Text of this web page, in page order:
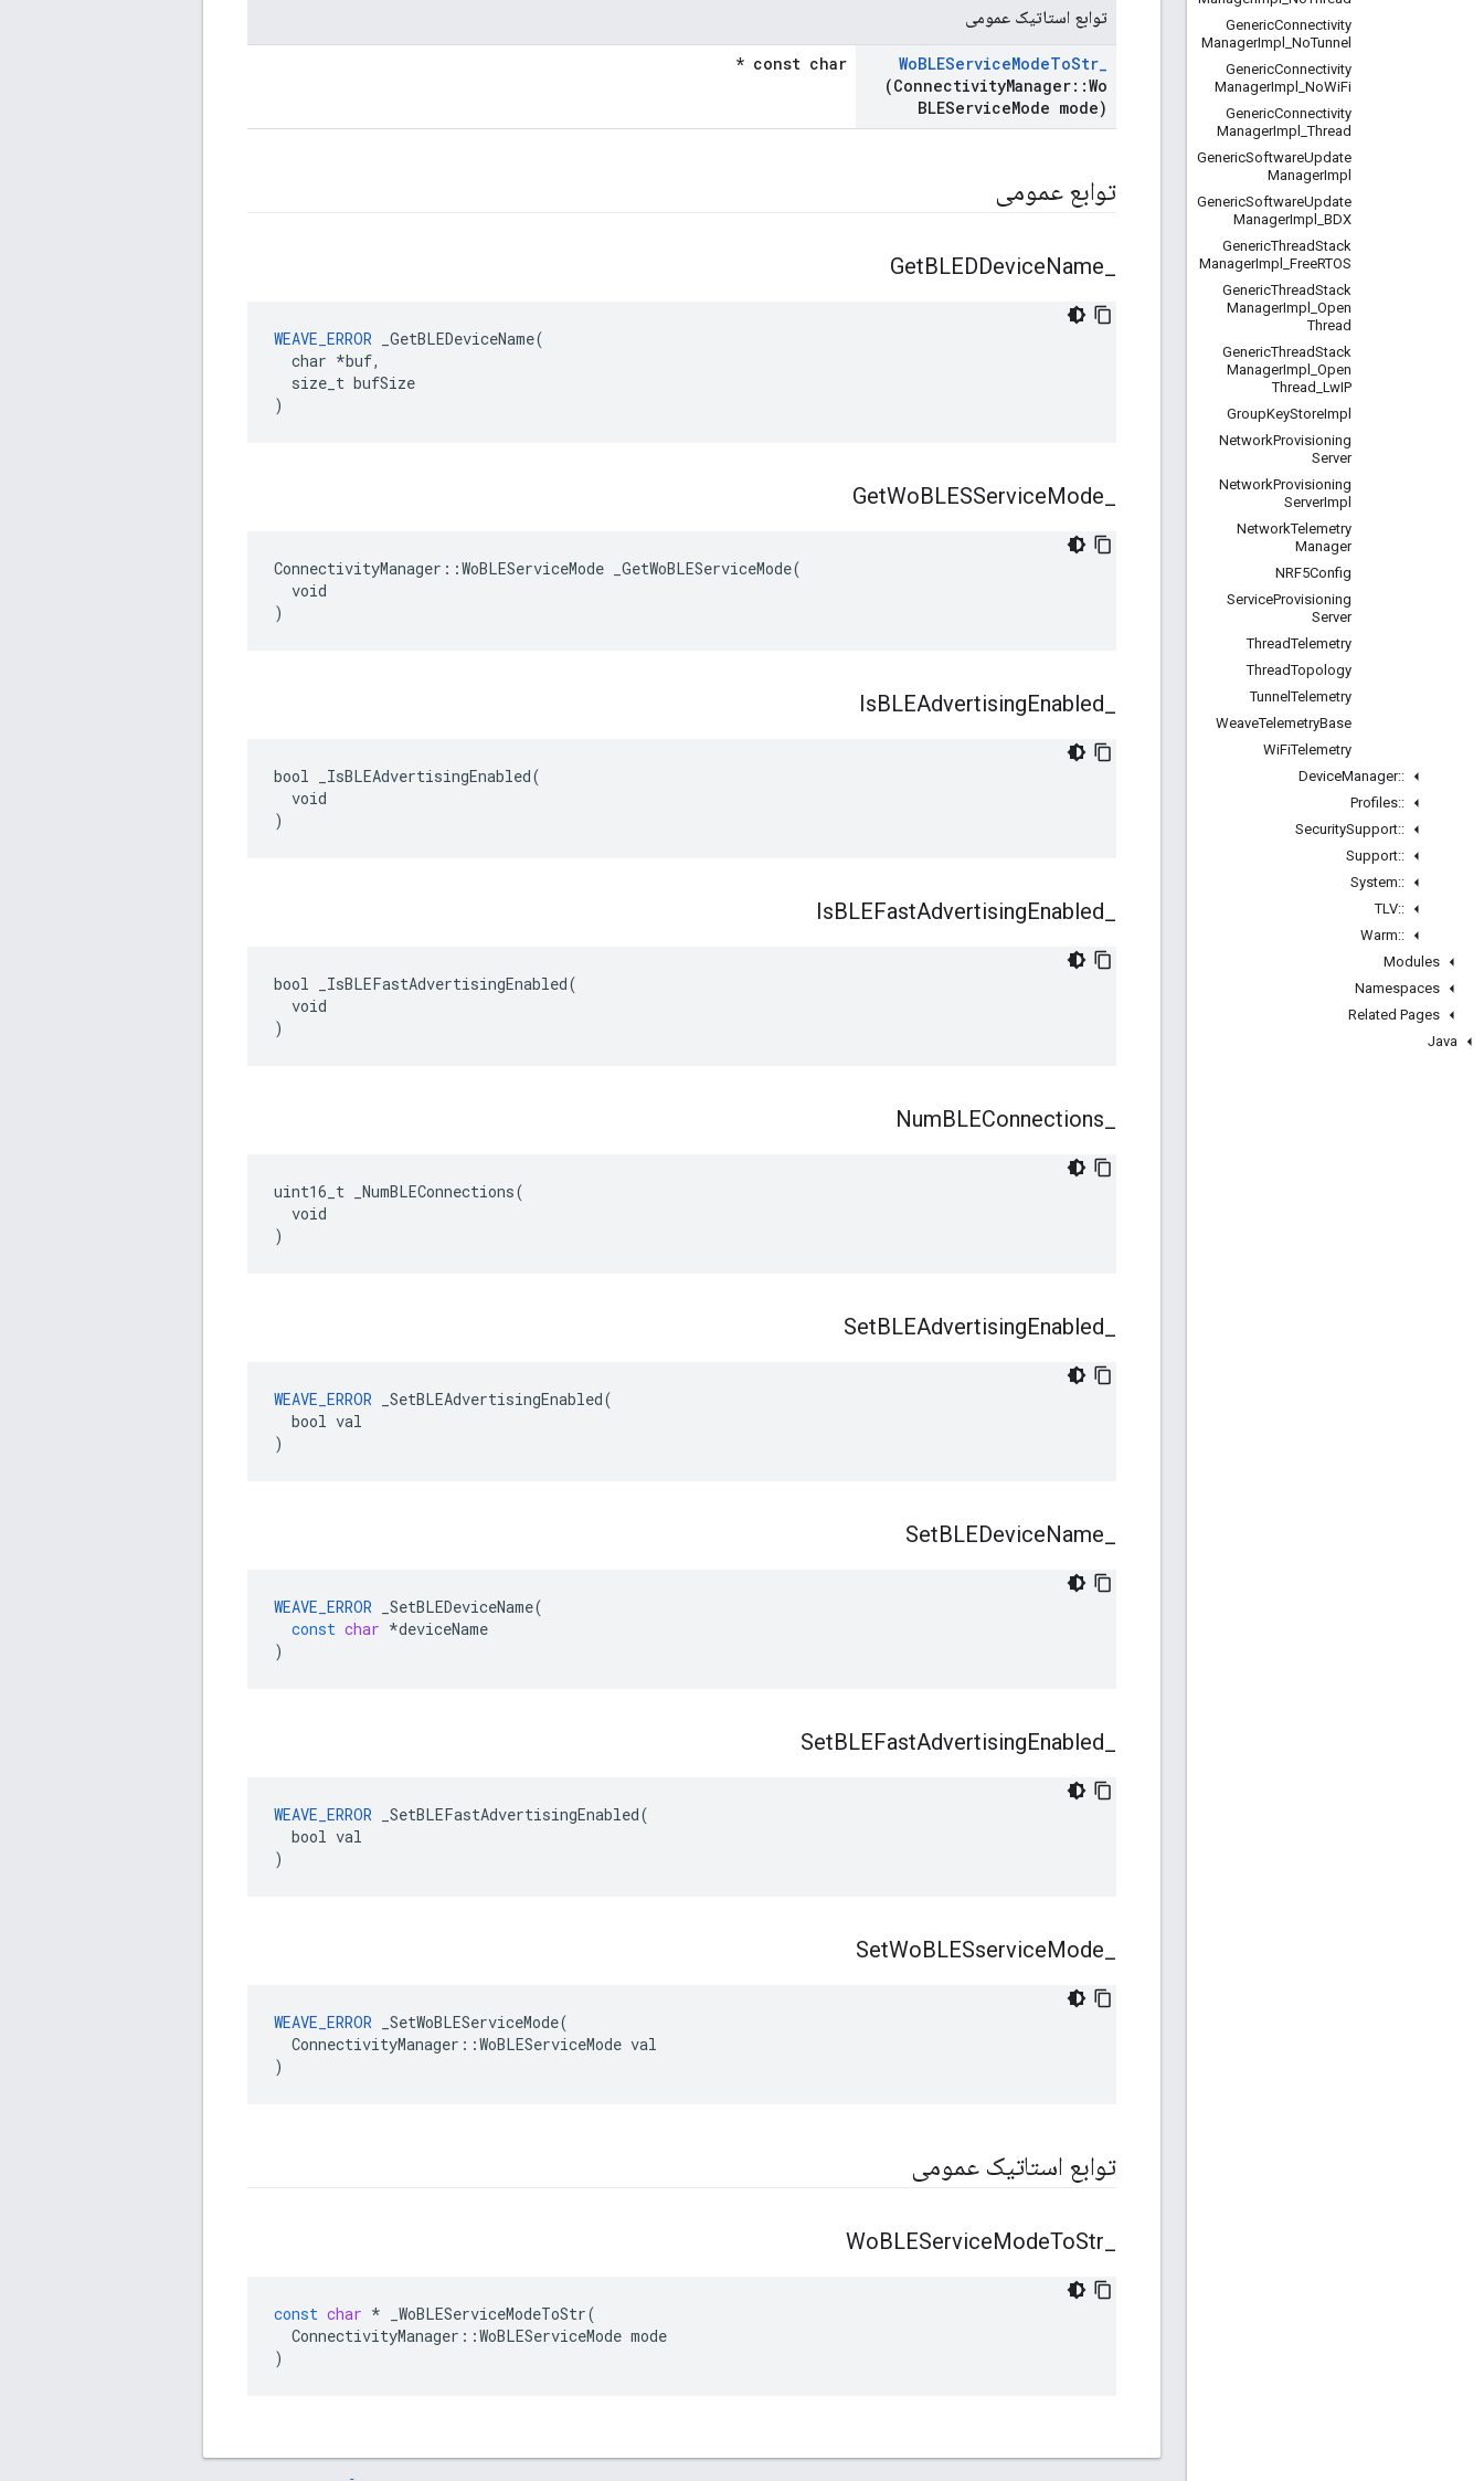
GenericConnectivity
ManagerImpl NoTunnel
GenericConnectivity
ManagerImpl NoWiFi
GenericConnectivity
ManagerImpl _Thread
GenericSoftwareUpdate
ManagerImpl
GenericSoftwareUpdate
ManagerImpl
BDX
GenericThreadStack
ManagerImpl FreeRTOS
GenericThreadStack
ManagerImpl
Open
Thread
GenericThreadStack
ManagerImpl
Open
Thread LwIP
GroupKeyStoreImpl
NetworkProvisioning
Server
NetworkProvisioning
ServerImpl
NetworkTelemetry
Manager
NRF5Config
ServiceProvisioning
Server
ThreadTelemetry
ThreadTopology
TunnelTelemetry
WeaveTelemetryBase
WiFiTelemetry
::
DeviceManager
::
Profiles
::
SecuritySupport
::
Support
::
System
::
TLV
::
Warm
Modules
Namespaces
Related Pages
Java
توابع استاتیک عمومی
_
WoBLEServiceModeToStr
(ConnectivityManager::Wo
BLEServiceMode mode)
const char *
توابع عمومی
GetBLEDDeviceName
WEAVE_ERROR _GetBLEDeviceName(
  char *buf,
  size_t bufSize
)
GetWoBLESServiceMode
ConnectivityManager::WoBLEServiceMode _GetWoBLEServiceMode(
  void
)
IsBLEAdvertisingEnabled
bool _IsBLEAdvertisingEnabled(
  void
)
IsBLEFastAdvertisingEnabled
bool _IsBLEFastAdvertisingEnabled(
  void
)
NumBLEConnections
uint16_t _NumBLEConnections(
  void
)
SetBLEAdvertisingEnabled
WEAVE_ERROR _SetBLEAdvertisingEnabled(
  bool val
)
SetBLEDeviceName
WEAVE_ERROR _SetBLEDeviceName(
const char *deviceName
)
SetBLEFastAdvertisingEnabled
WEAVE_ERROR _SetBLEFastAdvertisingEnabled(
  bool val
)
SetWoBLESserviceMode
WEAVE_ERROR _SetWoBLEServiceMode(
  ConnectivityManager::WoBLEServiceMode val
)
توابع استاتیک عمومی
WoBLEServiceModeToStr
const char * _WoBLEServiceModeToStr(
ConnectivityManager ::WoBLEServiceMode mode
)